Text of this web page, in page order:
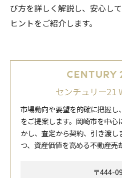
び方を詳しく解説し、安心し
ヒントをご紹介します。
センチュリー21
市場動向や要望を的確に把握し
をご提案します。岡崎市を中
かし、査定から契約、引き渡し
つ、資産価値を高める不動産売
〒444-